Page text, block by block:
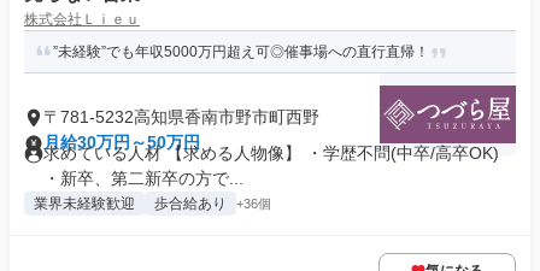
株式会社Ｌｉｅｕ
”未経験”でも年収5000万円超え可◎催事場への直行直帰！
〒781-5232高知県香南市野市町西野
月給30万円～50万円
求めている人材 【求める人物像】 ・学歴不問(中卒/高卒OK)
・新卒、第二新卒の方で...
業界未経験歓迎 歩合給あり +36個